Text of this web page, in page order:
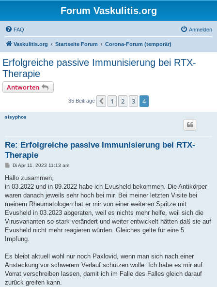
Forum Vaskulitis.org
FAQ Anmelden
Vaskulitis.org Startseite Forum Corona-Forum (temporär)
Erfolgreiche passive Immunisierung bei RTX-
Therapie
Antworten
35 Beiträge Vorherige
1 2 3 4
sisyphos
Re: Erfolgreiche passive Immunisierung bei RTX-
Therapie
B
i
r
a
Di Apr 11, 2023 11:13 am
Hallo zusammen,
in 03.2022 und in 09.2022 habe ich Evusheld bekommen. Die Antikörper
waren danach jeweils sehr hoch bei mir. Bei meiner letzten Visite bei
meinem Rheumatologen hat er mir von einer weiteren Spritze mit
Evusheld in 03.2023 abgeraten, weil es nichts mehr helfe, weil sich die
Virusvarianten so stark verändert und weiter entwickelt hätten daß sie auf
Evusheld nicht mehr reagieren würden. Gleiches gelte für eine 5.
Impfung.
Es bleibt aktuell wohl nur noch Paxlovid, wenn man sich nach einer
Ansteckung vor schwerem Verlauf schützen wolle. Ich habe es mir auf
Vorrat verschreiben lassen, damit ich im Falle des Falles gleich darauf
zurück greifen kann.